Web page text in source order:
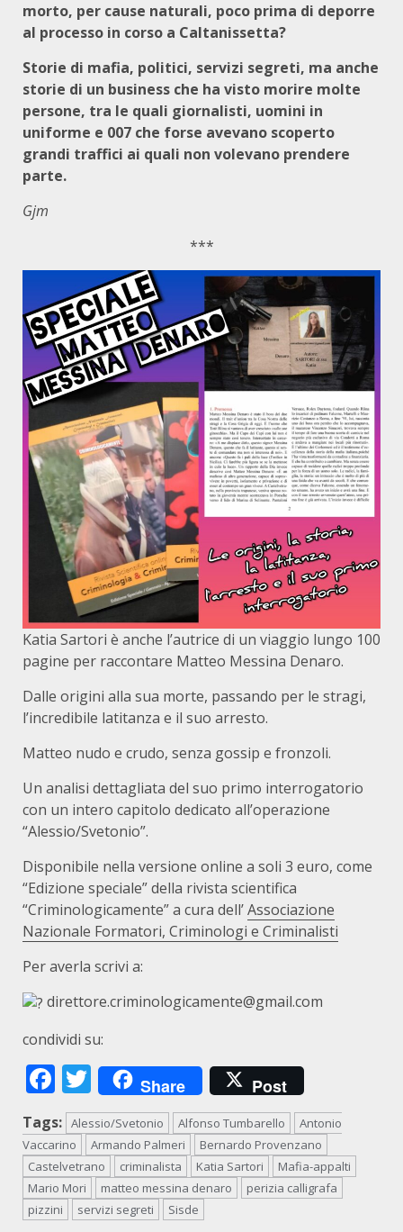
morto, per cause naturali, poco prima di deporre
al processo in corso a Caltanissetta?
Storie di mafia, politici, servizi segreti, ma anche
storie di un business che ha visto morire molte
persone, tra le quali giornalisti, uomini in
uniforme e 007 che forse avevano scoperto
grandi traffici ai quali non volevano prendere
parte.
Gjm
***
Katia Sartori è anche l’autrice di un viaggio lungo 100
pagine per raccontare Matteo Messina Denaro.
Dalle origini alla sua morte, passando per le stragi,
l’incredibile latitanza e il suo arresto.
Matteo nudo e crudo, senza gossip e fronzoli.
Un analisi dettagliata del suo primo interrogatorio
con un intero capitolo dedicato all’operazione
“Alessio/Svetonio”.
Disponibile nella versione online a soli 3 euro, come
“Edizione speciale” della rivista scientifica
“Criminologicamente” a cura dell’Associazione
Nazionale Formatori, Criminologi e Criminalisti
Per averla scrivi a:
direttore.criminologicamente@gmail.com
condividi su:
Facebook
Twitter
Share Post
Tags: Alessio/Svetonio Alfonso Tumbarello
Antonio
Vaccarino
Armando Palmeri
Bernardo Provenzano
Castelvetrano
criminalista Katia Sartori
Mafia-appalti
Mario Mori
matteo messina denaro
perizia calligrafa
pizzini
servizi segreti Sisde